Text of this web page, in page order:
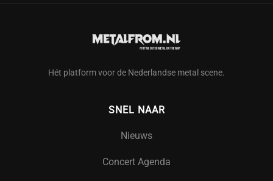
Hét platform voor de Nederlandse metal scene.
SNEL NAAR
Nieuws
Concert Agenda